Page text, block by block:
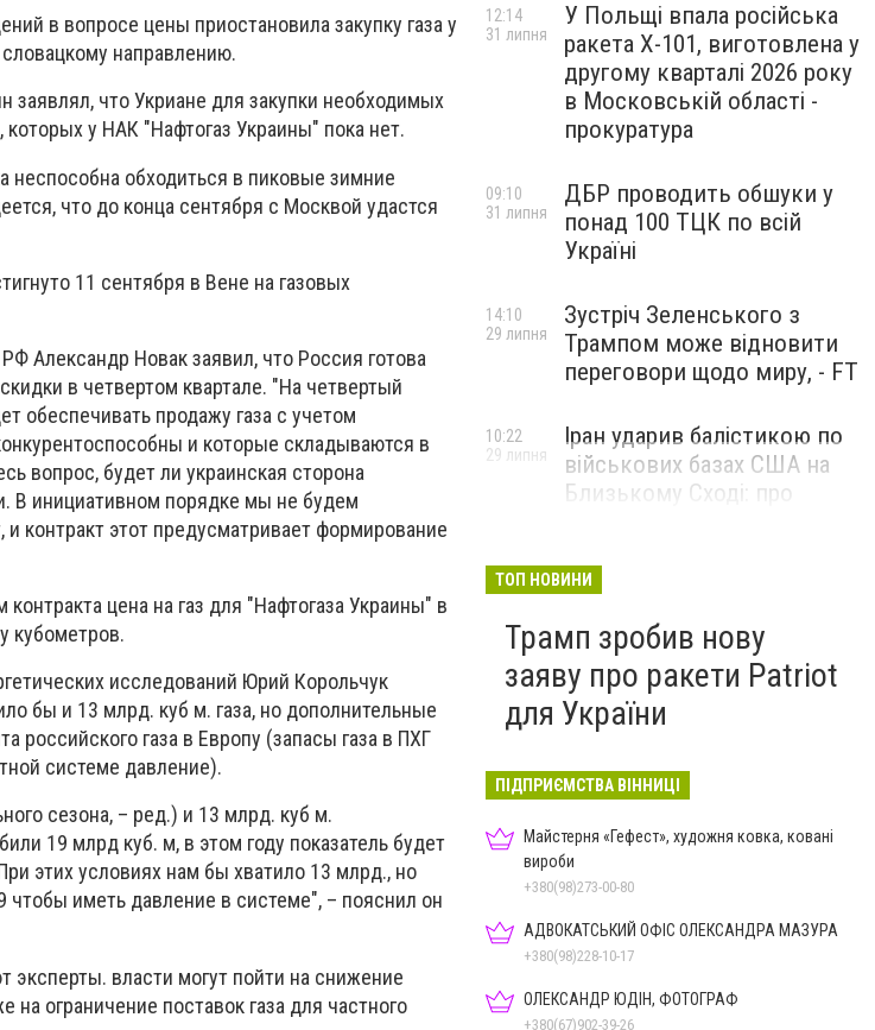
в вопросе цены приостановила закупку газа у
направлению.
что Укриане для закупки необходимых
у НАК "Нафтогаз Украины" пока нет.
неспособна обходиться в пиковые зимние
что до конца сентября с Москвой удастся
11 сентября в Вене на газовых
Александр Новак заявил, что Россия готова
в четвертом квартале. "На четвертый
обеспечивать продажу газа с учетом
и которые складываются в
вопрос, будет ли украинская сторона
В инициативном порядке мы не будем
и контракт этот предусматривает формирование
цена на газ для "Нафтогаза Украины" в
кубометров.
исследований Юрий Корольчук
бы и 13 млрд. куб м. газа, но дополнительные
газа в Европу (запасы газа в ПХГ
системе давление).
сезона, – ред.) и 13 млрд. куб м.
19 млрд куб. м, в этом году показатель будет
этих условиях нам бы хватило 13 млрд., но
чтобы иметь давление в системе", – пояснил он
эксперты. власти могут пойти на снижение
ограничение поставок газа для частного
У Польщі впала російська
ракета X-101, виготовлена у
другому кварталі 2026 року
в Московській області -
прокуратура
12:14
31 липня
ДБР проводить обшуки у
понад 100 ТЦК по всій
Україні
09:10
31 липня
Зустріч Зеленського з
Трампом може відновити
переговори щодо миру, - FT
14:10
29 липня
Іран ударив балістикою по
військових базах США на
Близькому Сході: про
10:22
29 липня
ТОП НОВИНИ
Трамп зробив нову
заяву про ракети Patriot
для України
ПІДПРИЄМСТВА ВІННИЦІ
Майстерня «Гефест», художня ковка, ковані
вироби
+380(98)273-00-80
АДВОКАТСЬКИЙ ОФІС ОЛЕКСАНДРА МАЗУРА
+380(98)228-10-17
ОЛЕКСАНДР ЮДІН, ФОТОГРАФ
+380(67)902-39-26